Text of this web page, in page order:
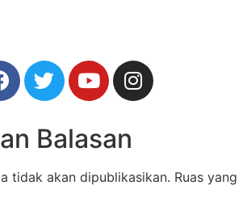
Balasan
tidak akan dipublikasikan. Ruas yang